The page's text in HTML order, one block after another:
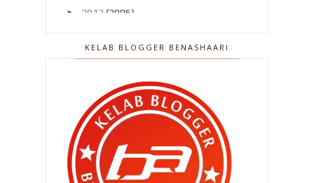
► 2012 (2986)
►Disember 2011(303)
Oktober 2011(418)
▼ September 2011 (390)
Akan ku miliki hatimu itu .. (2:19)
Tersembur air ! Khairul Fahmi
didapati bersalah ke...
KELAB BLOGGER BENASHAARI